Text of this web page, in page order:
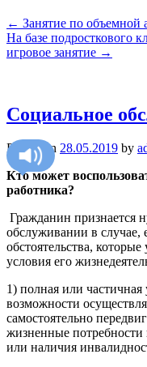
← Занятие по объемной
На базе подросткового
игровое занятие →
Социальное
Posted on 28.05.2019 by
Кто может
работника?
Гражданин признается
обслуживании в
обстоятельства,
условия его
1) полная или частичная
возможности
самостоятельно
жизненные потребности
или наличия